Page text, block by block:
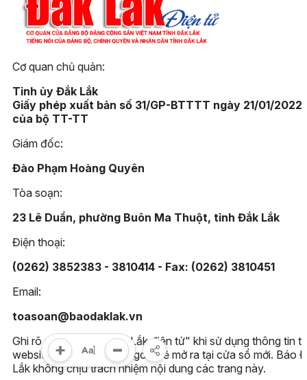
Cơ quan chủ quản:
Tỉnh ủy Đắk Lắk
Giấy phép xuất bản số 31/GP-BTTTT ngày 21/01/2022
của bộ TT-TT
Giám đốc:
Đào Phạm Hoàng Quyên
Tòa soạn:
23 Lê Duẩn, phường Buôn Ma Thuột, tỉnh Đắk Lắk
Điện thoại:
(0262) 3852383 - 3810414 - Fax: (0262) 3810451
Email:
toasoan@baodaklak.vn
Ghi rõ nguồn "Báo Đắk Lắk điện tử" khi sử dụng thông tin
website này. Các trang ngoài sẽ mở ra tại cửa sổ mới. Báo
Lắk không chịu trách nhiệm nội dung các trang này.